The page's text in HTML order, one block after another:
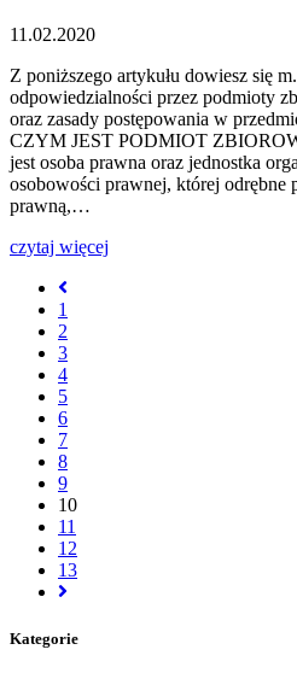
11.02.2020
Z poniższego artykułu dowiesz się
odpowiedzialności przez podmioty
oraz zasady postępowania w
CZYM JEST PODMIOT
jest osoba prawna oraz jednostka
osobowości prawnej, której odrębne
prawną,…
czytaj więcej
1
2
3
4
5
6
7
8
9
10
11
12
13
Kategorie